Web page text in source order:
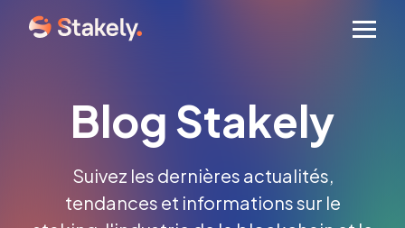
Blog Stakely
Suivez les dernières actualités,
tendances et informations sur le